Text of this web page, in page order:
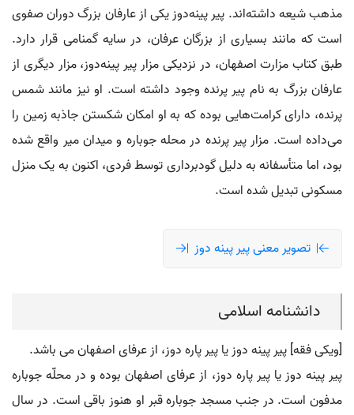
مذهب شیعه داشته‌اند. پیر پینه‌دوز یکی از عارفان بزرگ دوران صفوی
است که مانند بسیاری از بزرگان عرفان، در سایه گمنامی قرار دارد.
طبق کتاب مزارت اصفهان، در نزدیکی مزار پیر پینه‌دوز، مزار دیگری از
عارفان بزرگ به نام پیر پرنده وجود داشته است. او نیز مانند شمس
پرنده، دارای کرامت‌هایی بوده که به او امکان شکستن جاذبه زمین را
می‌داده است. مزار پیر پرنده در محله جوباره و میدان میر واقع شده
بود، اما متأسفانه به دلیل گودبرداری توسط فردی، اکنون به یک منزل
مسکونی تبدیل شده است.
تصویر معنی پیر پینه دوز
دانشنامه اسلامی
[ویکی فقه] پیر پینه دوز یا پیر پاره دوز، از عرفای اصفهان می باشد.
پیر پینه دوز یا پیر پاره دوز، از عرفای اصفهان بوده و در محلّه جوباره
مدفون است. در جنب مسجد جوباره قبر او هنوز باقی است. در سال